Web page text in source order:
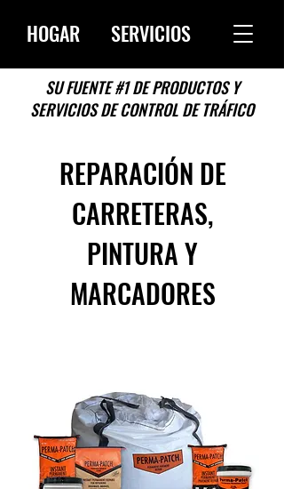
HOGAR SERVICIOS
SU FUENTE #1 DE PRODUCTOS Y
SERVICIOS DE CONTROL DE TRÁFICO
REPARACIÓN DE
CARRETERAS,
PINTURA Y
MARCADORES